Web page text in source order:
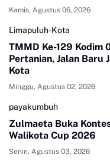
Kamis, Agustus 06, 2026
Limapuluh-Kota
TMMD Ke-129
Pertanian, Jalan Baru
Kota
Minggu, Agustus 02, 2026
payakumbuh
Zulmaeta Buka
Walikota Cup 2026
Senin, Agustus 03, 2026